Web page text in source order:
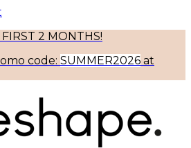
2 MONTHS!
code: SUMMER2026 at